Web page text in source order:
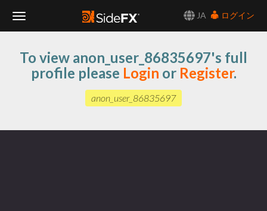
JA
ログイン
Navigation
To view anon_user_86835697's full
profile please Login or Register.
anon_user_86835697